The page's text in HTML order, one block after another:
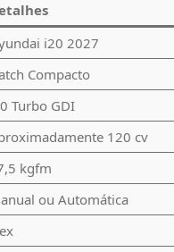
i20 2027
Compacto
Turbo GDI
120 cv
kgfm
ou Automática